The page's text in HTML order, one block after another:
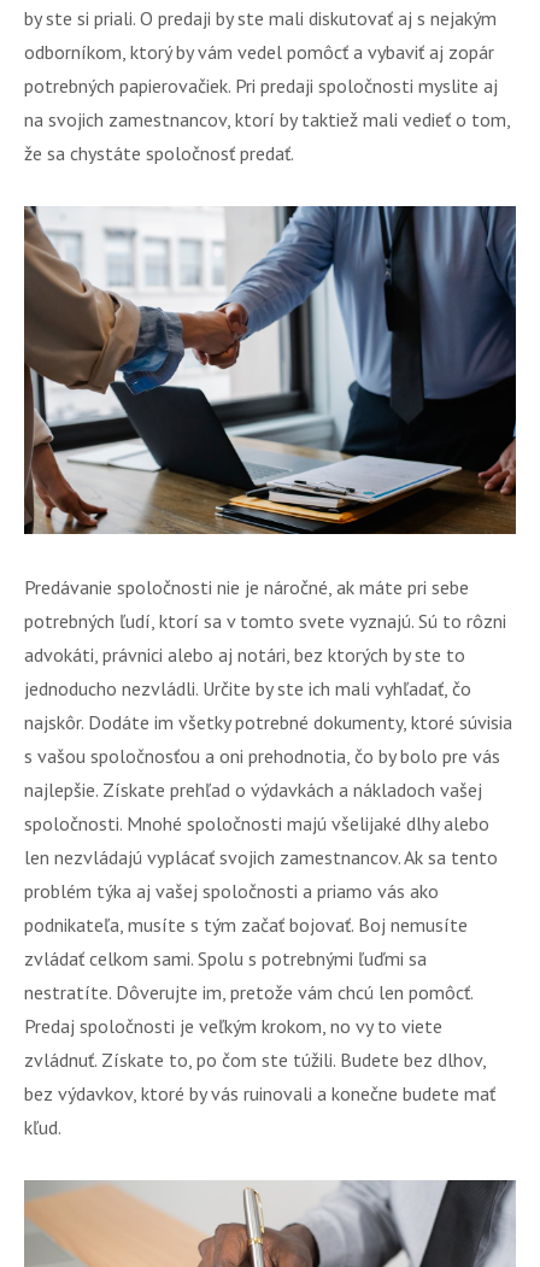
by ste si priali. O predaji by ste mali diskutovať aj s nejakým
odborníkom, ktorý by vám vedel pomôcť a vybaviť aj zopár
potrebných papierovačiek. Pri predaji spoločnosti myslite aj
na svojich zamestnancov, ktorí by taktiež mali vedieť o tom,
že sa chystáte spoločnosť predať.
Predávanie spoločnosti nie je náročné, ak máte pri sebe
potrebných ľudí, ktorí sa v tomto svete vyznajú. Sú to rôzni
advokáti, právnici alebo aj notári, bez ktorých by ste to
jednoducho nezvládli. Určite by ste ich mali vyhľadať, čo
najskôr. Dodáte im všetky potrebné dokumenty, ktoré súvisia
s vašou spoločnosťou a oni prehodnotia, čo by bolo pre vás
najlepšie. Získate prehľad o výdavkách a nákladoch vašej
spoločnosti. Mnohé spoločnosti majú všelijaké dlhy alebo
len nezvládajú vyplácať svojich zamestnancov. Ak sa tento
problém týka aj vašej spoločnosti a priamo vás ako
podnikateľa, musíte s tým začať bojovať. Boj nemusíte
zvládať celkom sami. Spolu s potrebnými ľuďmi sa
nestratíte. Dôverujte im, pretože vám chcú len pomôcť.
Predaj spoločnosti je veľkým krokom, no vy to viete
zvládnuť. Získate to, po čom ste túžili. Budete bez dlhov,
bez výdavkov, ktoré by vás ruinovali a konečne budete mať
kľud.